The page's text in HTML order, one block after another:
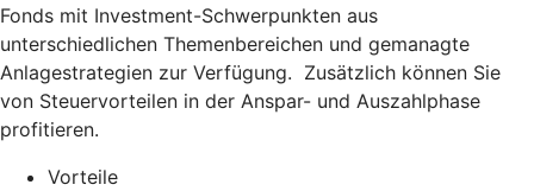
Fonds mit Investment-Schwerpunkten aus
unterschiedlichen Themenbereichen und gemanagte
Anlagestrategien zur Verfügung. Zusätzlich können Sie
von Steuervorteilen in der Anspar- und Auszahlphase
profitieren.
Vorteile